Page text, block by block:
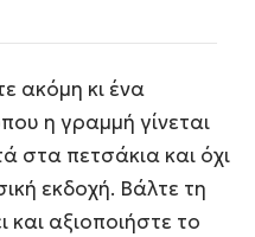
ακόμη κι ένα
η γραμμή γίνεται
στα πετσάκια και όχι
εκδοχή. Βάλτε τη
αξιοποιήστε το